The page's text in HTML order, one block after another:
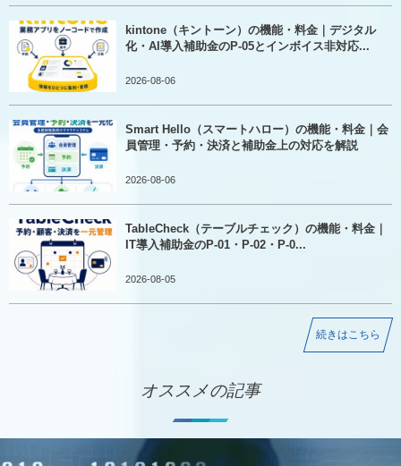
kintone（キントーン）の機能・料金｜デジタル
化・AI導入補助金のP-05とインボイス非対応...
2026-08-06
Smart Hello（スマートハロー）の機能・料金｜会
員管理・予約・決済と補助金上の対応を解説
2026-08-06
TableCheck（テーブルチェック）の機能・料金｜
IT導入補助金のP-01・P-02・P-0...
2026-08-05
続きはこちら
オススメの記事